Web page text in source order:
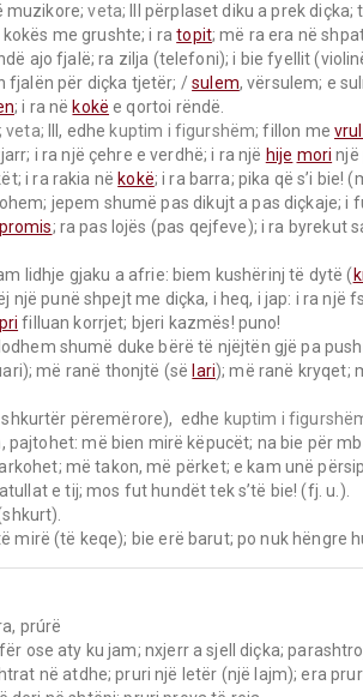
muzikore; veta; III përplaset diku a prek
me grushte; i ra topit; më ra era në
ajo fjalë; ra zilja (telefoni); i bie fyellit
fjalën për diçka tjetër; / sulem, vërsulem; e
; i ra në kokë e qortoi rëndë.
veta; III, edhe kuptim i figurshëm; fillon me vrull
i ra një çehre e verdhë; i ra një hije mori një
i ra rakia në kokë; i ra barra; pika që s’i bie!
; ra pas lojës (pas qejfeve); i ra byrekut
lidhje gjaku a afrie: biem kushërinj të dytë (
një punë shpejt me diçka, i heq, i jap: i ra një
filluan korrjet; bjeri kazmës! puno!
lodhem shumë duke bërë të njëjtën gjë pa
më ranë thonjtë (së lari); më ranë kryqet;
shkurtër përemërore),  edhe kuptim i
pajtohet: më bien mirë këpucët; na bie për
e tij; mos fut hundët tek s’të bie! (fj. u.).
mirë (të keqe); bie erë barut; po nuk hëngre
prúrë
në atdhe; pruri një letër (një lajm); era